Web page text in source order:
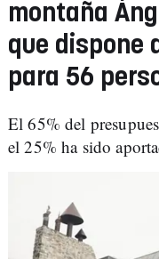
montaña
que dispone
para 56
El 65% del
el 25% ha sido